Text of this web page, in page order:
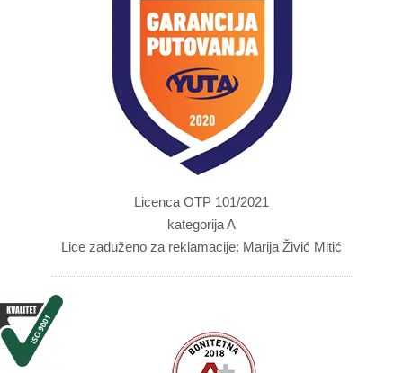
Licenca OTP 101/2021
kategorija A
Lice zaduženo za reklamacije: Marija Živić Mitić